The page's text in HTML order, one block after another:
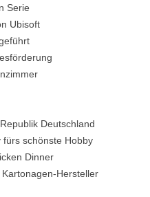
Serie
Ubisoft
Deutschland
fürs schönste Hobby
Dinner
Hersteller